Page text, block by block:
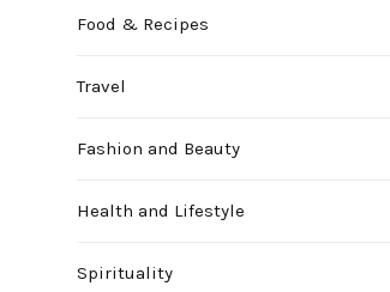
Food & Recipes
Travel
Fashion and Beauty
Health and Lifestyle
Spirituality